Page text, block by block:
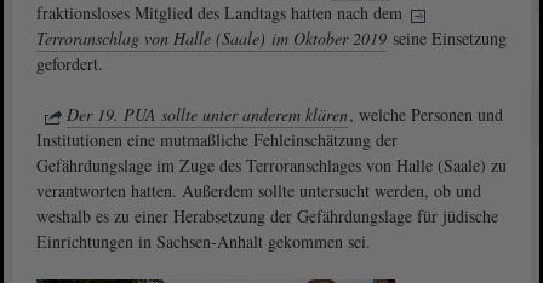
fraktionsloses Mitglied des Landtags hatten nach dem
Terroranschlag von Halle (Saale) im Oktober 2019 seine Einsetzung
gefordert.
Der 19. PUA sollte unter anderem klären, welche Personen und
Institutionen eine mutmaßliche Fehleinschätzung der
Gefährdungslage im Zuge des Terroranschlages von Halle (Saale) zu
verantworten hatten. Außerdem sollte untersucht werden, ob und
weshalb es zu einer Herabsetzung der Gefährdungslage für jüdische
Einrichtungen in Sachsen-Anhalt gekommen sei.